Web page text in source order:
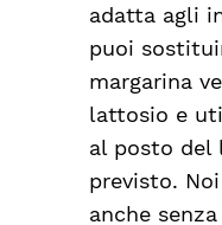
adatta agli
puoi
margarina
lattosio e
al posto del
previsto.
anche